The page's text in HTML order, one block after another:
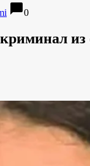
chat_bubble0